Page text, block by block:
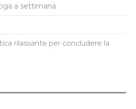
a settimana
rilassante per concludere la